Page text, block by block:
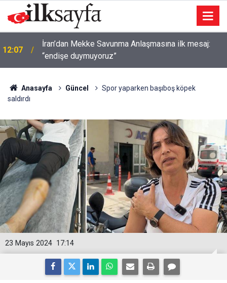
12:07
İran’dan Mekke Savunma Anlaşmasına ilk mesaj:
“endişe duymuyoruz”
Anasayfa Güncel
Spor yaparken başıboş köpek
saldırdı
17:14
23 Mayıs 2024